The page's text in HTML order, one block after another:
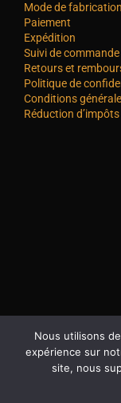
Mode de fabrication
Paiement
Expédition
Suivi de commande
Retours et
Politique de
Conditions
Réduction d’impôts
Nous utilisons
expérience sur
site, nous